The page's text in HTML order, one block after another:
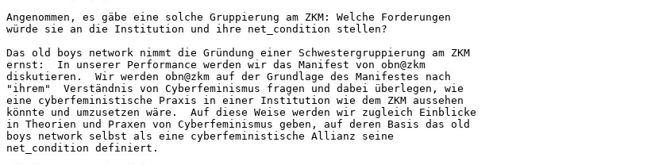
Angenommen, es gäbe eine solche Gruppierung am ZKM: Welche Forderungen
würde sie an die Institution und ihre net_condition stellen?
Das old boys network nimmt die Gründung einer Schwestergruppierung am ZKM
ernst:  In unserer Performance werden wir das Manifest von obn@zkm
diskutieren.  Wir werden obn@zkm auf der Grundlage des Manifestes nach
"ihrem"  Verständnis von Cyberfeminismus fragen und dabei überlegen, wie
eine cyberfeministische Praxis in einer Institution wie dem ZKM aussehen
könnte und umzusetzen wäre.  Auf diese Weise werden wir zugleich Einblicke
in Theorien und Praxen von Cyberfeminismus geben, auf deren Basis das old
boys network selbst als eine cyberfeministische Allianz seine
net_condition definiert.